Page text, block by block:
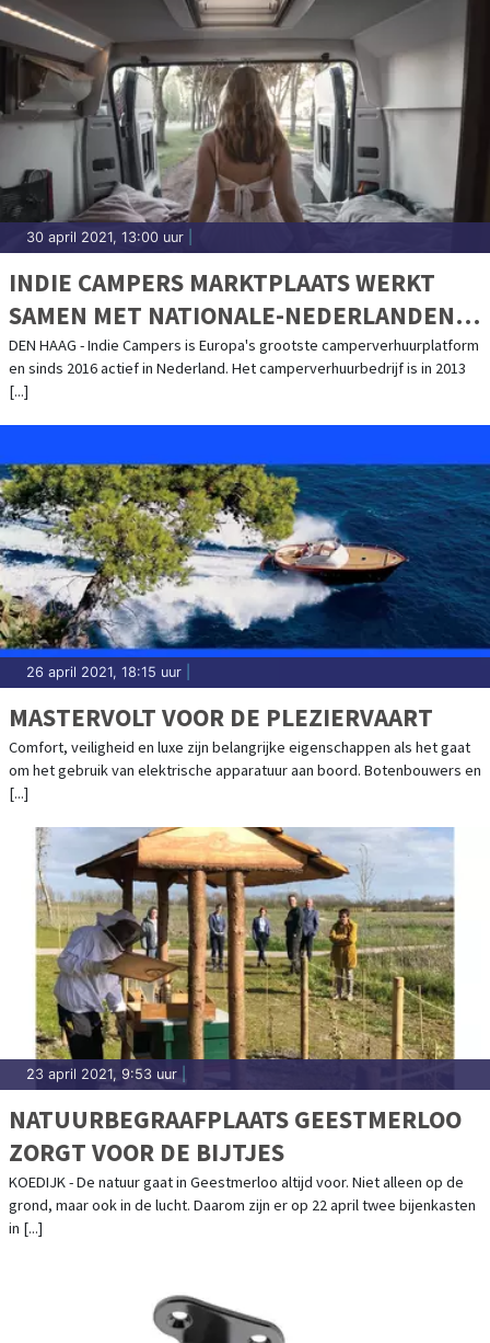
30 april 2021, 13:00 uur
INDIE CAMPERS MARKTPLAATS WERKT
SAMEN MET NATIONALE-NEDERLANDEN
MEE AAN CAMPER DEKKING
DEN HAAG - Indie Campers is Europa's grootste camperverhuurplatform
en sinds 2016 actief in Nederland. Het camperverhuurbedrijf is in 2013
[...]
26 april 2021, 18:15 uur
MASTERVOLT VOOR DE PLEZIERVAART
Comfort, veiligheid en luxe zijn belangrijke eigenschappen als het gaat
om het gebruik van elektrische apparatuur aan boord. Botenbouwers en
[...]
23 april 2021, 9:53 uur
NATUURBEGRAAFPLAATS GEESTMERLOO
ZORGT VOOR DE BIJTJES
KOEDIJK - De natuur gaat in Geestmerloo altijd voor. Niet alleen op de
grond, maar ook in de lucht. Daarom zijn er op 22 april twee bijenkasten
in [...]